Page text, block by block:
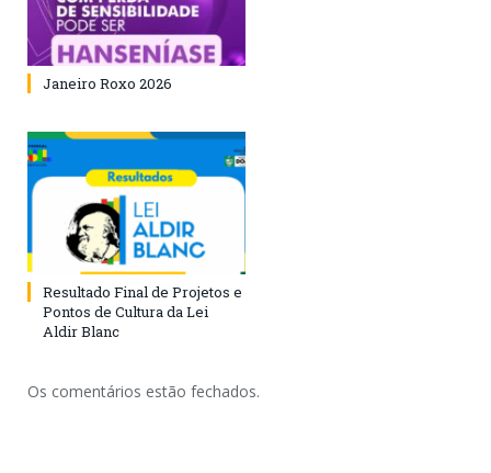
Janeiro Roxo 2026
Resultado Final de Projetos e
Pontos de Cultura da Lei
Aldir Blanc
Os comentários estão fechados.